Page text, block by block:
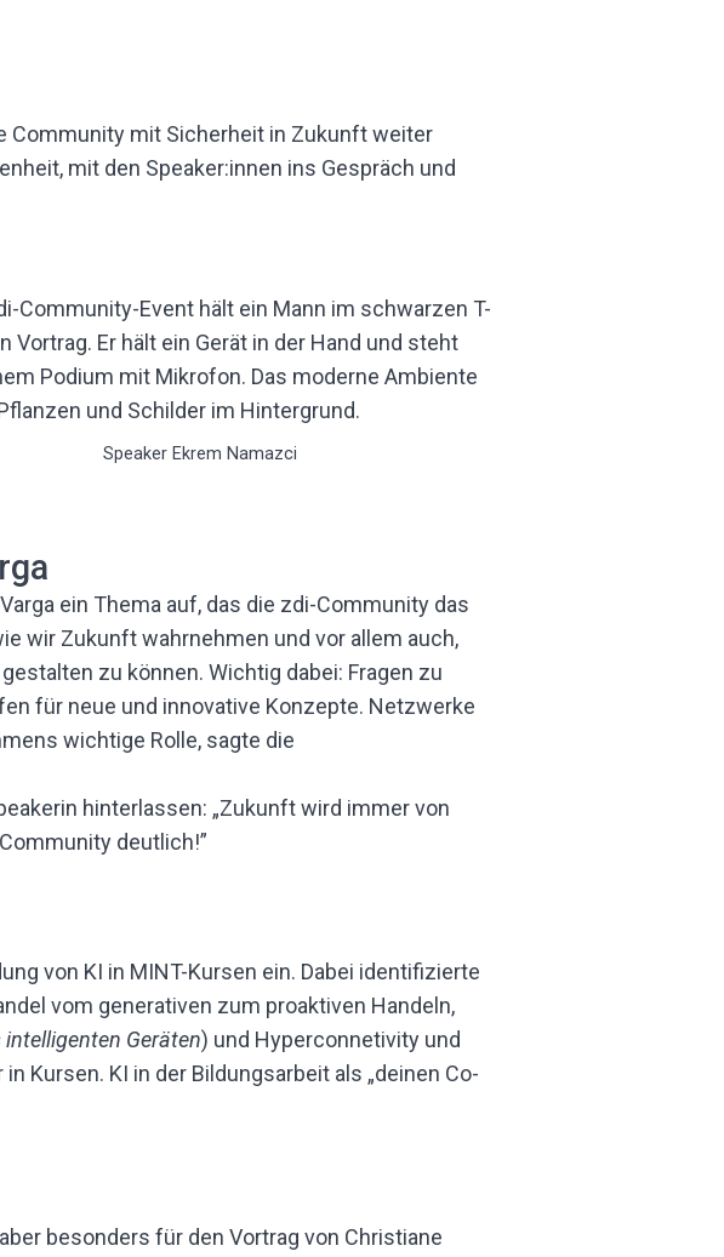
Community mit Sicherheit in Zukunft weiter
mit den Speaker:innen ins Gespräch und
Speaker Ekrem Namazci
ein Thema auf, das die zdi-Community das
wir Zukunft wahrnehmen und vor allem auch,
zu können. Wichtig dabei: Fragen zu
für neue und innovative Konzepte. Netzwerke
wichtige Rolle, sagte die
hinterlassen: „Zukunft wird immer von
deutlich!”
von KI in MINT-Kursen ein. Dabei identifizierte
vom generativen zum proaktiven Handeln,
intelligenten Geräten) und Hyperconnetivity und
Kursen. KI in der Bildungsarbeit als „deinen Co-
besonders für den Vortrag von Christiane